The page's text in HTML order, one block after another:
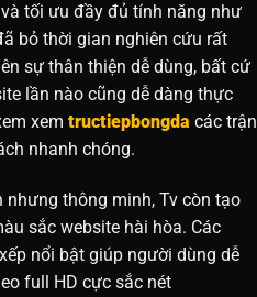
tối ưu đầy đủ tính năng như
bỏ thời gian nghiên cứu rất
sự thân thiện dễ dùng, bất cứ
lần nào cũng dễ dàng thực
xem tructiepbongda các trận
nhanh chóng.
nhưng thông minh, Tv còn tạo
sắc website hài hòa. Các
nổi bật giúp người dùng dễ
full HD cực sắc nét